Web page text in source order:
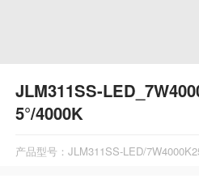
JLM311SS-
5°/4000K
产品型号：JLM311SS-LED/